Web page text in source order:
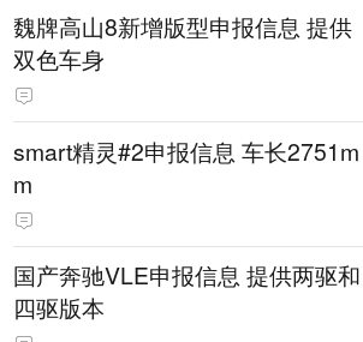
魏牌高山8新增版型申报信息 提供
双色车身
smart精灵#2申报信息 车长2751m
m
国产奔驰VLE申报信息 提供两驱和
四驱版本